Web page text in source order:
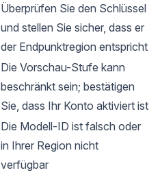
Überprüfen Sie den Schlüssel
und stellen Sie sicher, dass er
der Endpunktregion entspricht
Die Vorschau-Stufe kann
beschränkt sein; bestätigen
Sie, dass Ihr Konto aktiviert ist
Die Modell-ID ist falsch oder
in Ihrer Region nicht
verfügbar